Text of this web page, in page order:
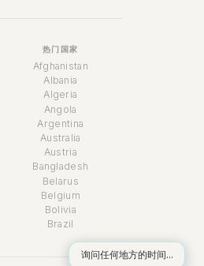
热门国家
Afghanistan
Albania
Algeria
Angola
Argentina
Australia
Austria
Bangladesh
Belarus
Belgium
Bolivia
Brazil
询问任何地方的时间...